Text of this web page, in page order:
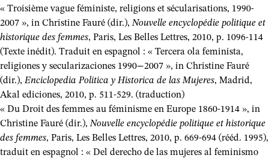
« Troisième vague féministe, religions et sécularisations, 1990-
2007 », in Christine Fauré (dir.),Nouvelle encyclopédie politique et
historique des femmes, Paris, Les Belles Lettres, 2010, p. 1096-114
(Texte inédit). Traduit en espagnol : « Tercera ola feminista,
religiones y secularizaciones 1990−2007 », in Christine Fauré
(dir.), Enciclopedia Politica y Historica de las Mujeres, Madrid,
Akal ediciones, 2010, p. 511-529. (traduction)
« Du Droit des femmes au féminisme en Europe 1860-1914 », in
Christine Fauré (dir.),Nouvelle encyclopédie politique et historique
des femmes, Paris, Les Belles Lettres, 2010, p. 669-694 (rééd. 1995),
traduit en espagnol : « Del derecho de las mujeres al feminismo